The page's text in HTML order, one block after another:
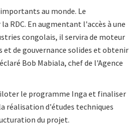
au monde. Le
RDC. En augmentant l'accès à une
congolais, il servira de moteur
et de gouvernance solides et obtenir
Bob Mabiala, chef de l'Agence
le programme Inga et finaliser
réalisation d'études techniques
du projet.